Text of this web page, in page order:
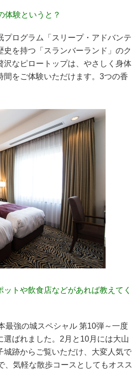
体験というと？
ログラム「スリープ・アドバンテ
を持つ「スランバーランド」のク
なピロートップは、やさしく身体
をご体験いただけます。3つの香
トや飲食店などがあれば教えてく
最強の城スペシャル 第10弾～一度
ばれました。2月と10月には大山
跡からご覧いただけ、大変人気で
気軽な散歩コースとしてもオスス